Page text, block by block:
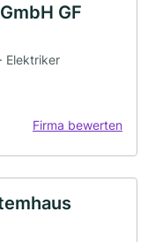
GF
Elektriker
Firma bewerten